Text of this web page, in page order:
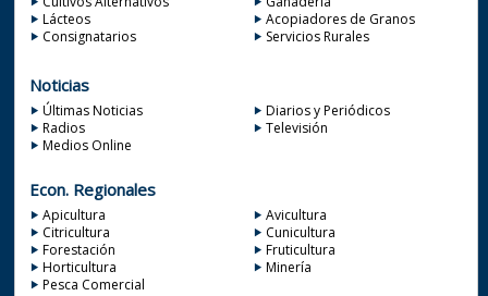
Lácteos
Acopiadores de Granos
Consignatarios
Servicios Rurales
Noticias
Últimas Noticias
Diarios y Periódicos
Radios
Televisión
Medios Online
Econ. Regionales
Apicultura
Avicultura
Citricultura
Cunicultura
Forestación
Fruticultura
Horticultura
Minería
Pesca Comercial